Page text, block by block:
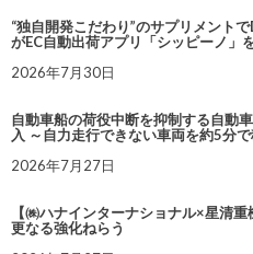
“独自開発こだわり”のサプリメント
がEC自動出荷アプリ「シッピーノ」
2026年7月30日
自動車船の荷役中断を抑制する自動
入 ～自力走行できない車両を約5分
2026年7月27日
【㈱ハナインターナショナル×星清
更なる強化ねらう